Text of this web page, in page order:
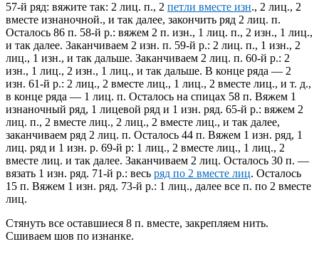
57-й ряд: вяжите так: 2 лиц. п., 2 петли вместе изн., 2 лиц., 2
вместе изнаночной., и так далее, закончить ряд 2 лиц. п.
Осталось 86 п. 58-й р.: вяжем 2 п. изн., 1 лиц. п., 2 изн., 1 лиц.,
и так далее. Заканчиваем 2 изн. п. 59-й р.: 2 лиц. п., 1 изн., 2
лиц., 1 изн., и так дальше. Заканчиваем 2 лиц. п. 60-й р.: 2
изн., 1 лиц., 2 изн., 1 лиц., и так дальше. В конце ряда — 2
изн. 61-й р.: 2 лиц., 2 вместе лиц., 1 лиц., 2 вместе лиц., и т. д.,
в конце ряда — 1 лиц. п. Осталось на спицах 58 п. Вяжем 1
изнаночный ряд, 1 лицевой ряд и 1 изн. ряд. 65-й р.: вяжем 2
лиц. п., 2 вместе лиц., 2 лиц., 2 вместе лиц., и так далее,
заканчиваем ряд 2 лиц. п. Осталось 44 п. Вяжем 1 изн. ряд, 1
лиц. ряд и 1 изн. р. 69-й р: 1 лиц., 2 вместе лиц., 1 лиц., 2
вместе лиц. и так далее. Заканчиваем 2 лиц. Осталось 30 п. —
вязать 1 изн. ряд. 71-й р.: весь ряд по 2 вместе лиц. Осталось
15 п. Вяжем 1 изн. ряд. 73-й р.: 1 лиц., далее все п. по 2 вместе
лиц.
Стянуть все оставшиеся 8 п. вместе, закрепляем нить.
Сшиваем шов по изнанке.